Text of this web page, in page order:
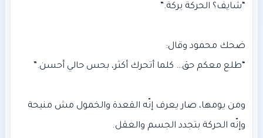
ومن يومها، صار يعرف إنّه القعدة والخمول مش منيحة